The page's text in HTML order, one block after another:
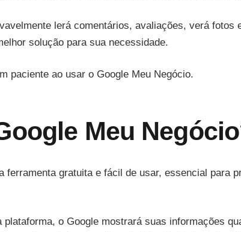
lerá comentários, avaliações, verá fotos
solução para sua necessidade.
paciente ao usar o Google Meu Negócio.
Meu
ferramenta gratuita e fácil de usar, essencial para
o Google mostrará suas informações